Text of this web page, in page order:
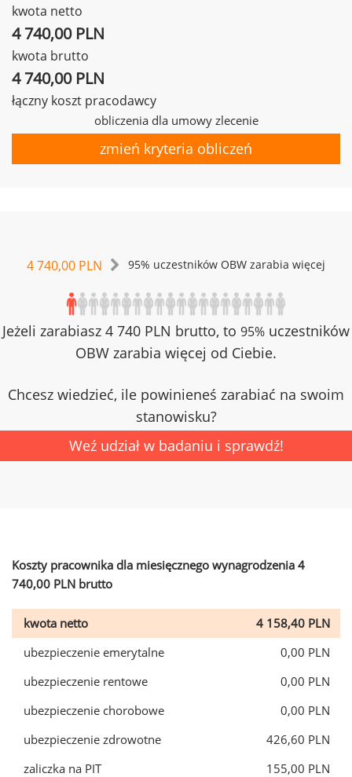
kwota netto
4 740,00 PLN
kwota brutto
4 740,00 PLN
łączny koszt pracodawcy
obliczenia dla umowy zlecenie
zmień kryteria obliczeń
4 740,00 PLN 95% uczestników OBW zarabia więcej
Jeżeli zarabiasz 4 740 PLN brutto, to 95% uczestników
OBW zarabia więcej od Ciebie.
Chcesz wiedzieć, ile powinieneś zarabiać na swoim
stanowisku?
Weź udział w badaniu i sprawdź!
Koszty pracownika dla miesięcznego wynagrodzenia 4
740,00 PLN brutto
kwota netto
4 158,40 PLN
ubezpieczenie emerytalne
0,00 PLN
ubezpieczenie rentowe
0,00 PLN
ubezpieczenie chorobowe
0,00 PLN
ubezpieczenie zdrowotne
426,60 PLN
zaliczka na PIT
155,00 PLN